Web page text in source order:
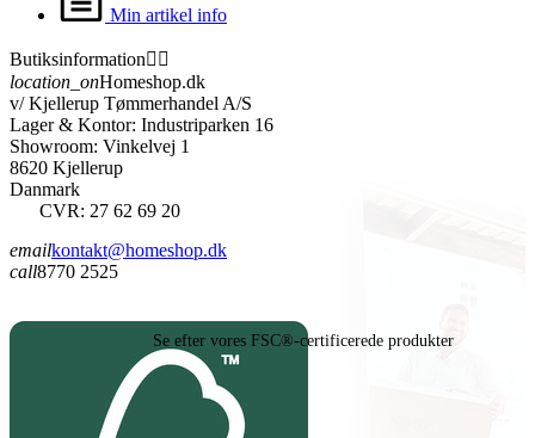
Min artikel info
Butiksinformation 
location_onHomeshop.dk
v/ Kjellerup Tømmerhandel A/S
Lager & Kontor: Industriparken 16
Showroom: Vinkelvej 1
8620 Kjellerup
Danmark
CVR: 27 62 69 20
emailkontakt@homeshop.dk
call8770 2525
Se efter vores FSC®-certificerede produkter